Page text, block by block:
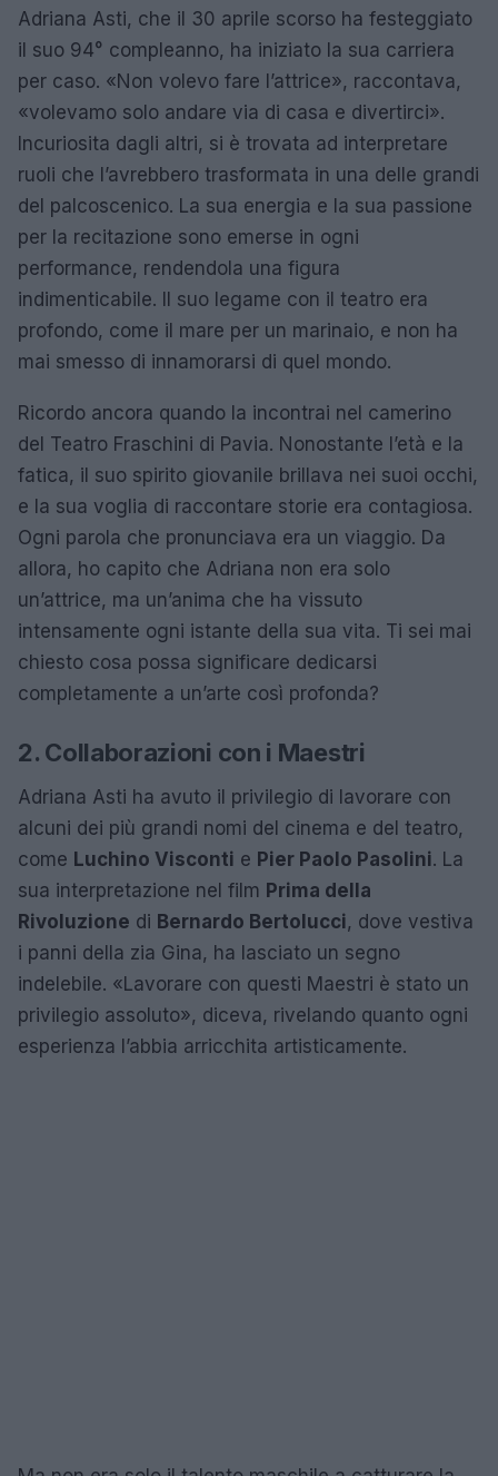
Adriana Asti, che il 30 aprile scorso ha festeggiato
il suo 94° compleanno, ha iniziato la sua carriera
per caso. «Non volevo fare l’attrice», raccontava,
«volevamo solo andare via di casa e divertirci».
Incuriosita dagli altri, si è trovata ad interpretare
ruoli che l’avrebbero trasformata in una delle grandi
del palcoscenico. La sua energia e la sua passione
per la recitazione sono emerse in ogni
performance, rendendola una figura
indimenticabile. Il suo legame con il teatro era
profondo, come il mare per un marinaio, e non ha
mai smesso di innamorarsi di quel mondo.
Ricordo ancora quando la incontrai nel camerino
del Teatro Fraschini di Pavia. Nonostante l’età e la
fatica, il suo spirito giovanile brillava nei suoi occhi,
e la sua voglia di raccontare storie era contagiosa.
Ogni parola che pronunciava era un viaggio. Da
allora, ho capito che Adriana non era solo
un’attrice, ma un’anima che ha vissuto
intensamente ogni istante della sua vita. Ti sei mai
chiesto cosa possa significare dedicarsi
completamente a un’arte così profonda?
2. Collaborazioni con i Maestri
Adriana Asti ha avuto il privilegio di lavorare con
alcuni dei più grandi nomi del cinema e del teatro,
come Luchino Visconti e Pier Paolo Pasolini. La
sua interpretazione nel film Prima della
Rivoluzione di Bernardo Bertolucci, dove vestiva
i panni della zia Gina, ha lasciato un segno
indelebile. «Lavorare con questi Maestri è stato un
privilegio assoluto», diceva, rivelando quanto ogni
esperienza l’abbia arricchita artisticamente.